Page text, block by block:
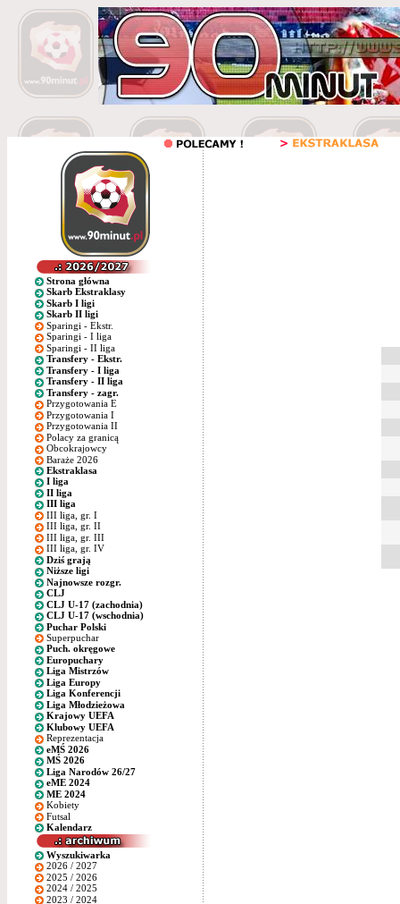
Strona główna
Skarb Ekstraklasy
Skarb I ligi
Skarb II ligi
Sparingi - Ekstr.
Sparingi - I liga
Sparingi - II liga
Transfery - Ekstr.
Transfery - I liga
Transfery - II liga
Transfery - zagr.
Przygotowania E
Przygotowania I
Przygotowania II
Polacy za granicą
Obcokrajowcy
Baraże 2026
Ekstraklasa
I liga
II liga
III liga
III liga, gr. I
III liga, gr. II
III liga, gr. III
III liga, gr. IV
Dziś grają
Niższe ligi
Najnowsze rozgr.
CLJ
CLJ U-17 (zachodnia)
CLJ U-17 (wschodnia)
Puchar Polski
Superpuchar
Puch. okręgowe
Europuchary
Liga Mistrzów
Liga Europy
Liga Konferencji
Liga Młodzieżowa
Krajowy UEFA
Klubowy UEFA
Reprezentacja
eMŚ 2026
MŚ 2026
Liga Narodów 26/27
eME 2024
ME 2024
Kobiety
Futsal
Kalendarz
Wyszukiwarka
2026 / 2027
2025 / 2026
2024 / 2025
2023 / 2024